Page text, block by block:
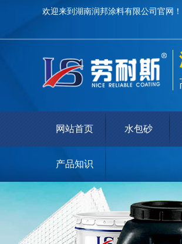
欢迎来到湖南润邦涂料有限公司官网！
网站首页 水包砂
产品知识